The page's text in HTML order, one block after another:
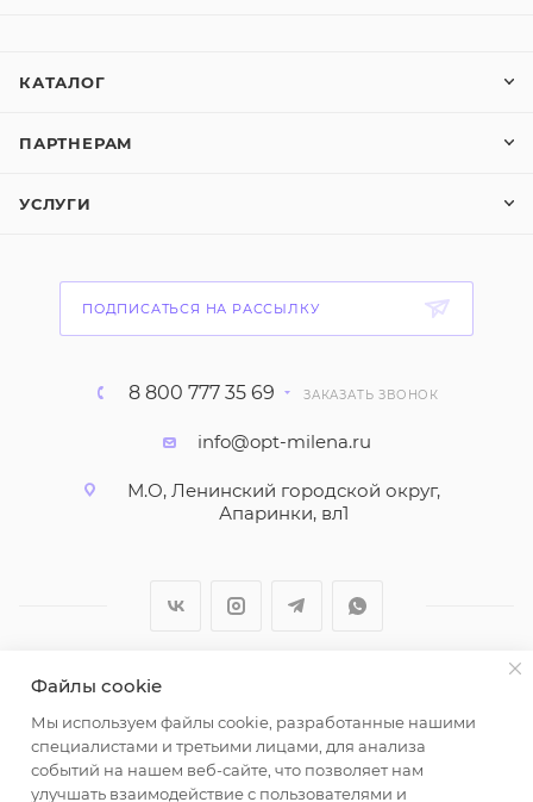
КАТАЛОГ
ПАРТНЕРАМ
УСЛУГИ
ПОДПИСАТЬСЯ НА РАССЫЛКУ
8 800 777 35 69 ЗАКАЗАТЬ ЗВОНОК
info@opt-milena.ru
М.О, Ленинский городской округ,
Апаринки, вл1
2026 © ООО "Вайт Текстиль групп"
Любая информация на сайте носит справочный
характер и не является публичной офертой
определяемой положениями пункта 2 статьи 437
Файлы cookie
Мы используем файлы cookie, разработанные нашими
специалистами и третьими лицами, для анализа
событий на нашем веб-сайте, что позволяет нам
улучшать взаимодействие с пользователями и